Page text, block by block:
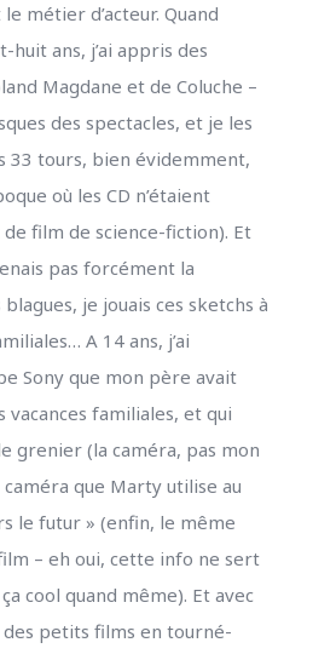
métier d’acteur. Quand
huit ans, j’ai appris des
Magdane et de Coluche –
des spectacles, et je les
33 tours, bien évidemment,
où les CD n’étaient
de film de science-fiction). Et
pas forcément la
je jouais ces sketchs à
A 14 ans, j’ai
Sony que mon père avait
familiales, et qui
grenier (la caméra, pas mon
que Marty utilise au
le futur » (enfin, le même
– eh oui, cette info ne sert
cool quand même). Et avec
des petits films en tourné-